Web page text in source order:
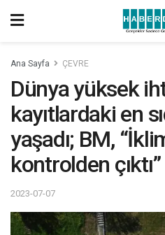
Ana Sayfa ÇEVRE
Dünya yüksek
kayıtlardaki en
yaşadı; BM,
kontrolden
2023-07-07